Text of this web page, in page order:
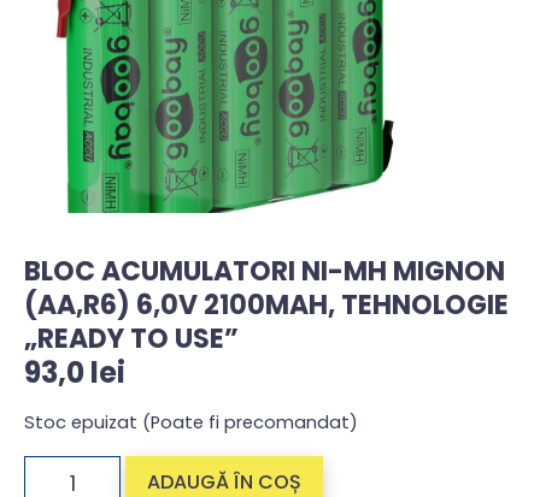
BLOC ACUMULATORI NI-MH MIGNON
(AA,R6) 6,0V 2100MAH, TEHNOLOGIE
„READY TO USE”
93,0lei
Stoc epuizat (Poate fi precomandat)
ADAUGĂ ÎN COȘ